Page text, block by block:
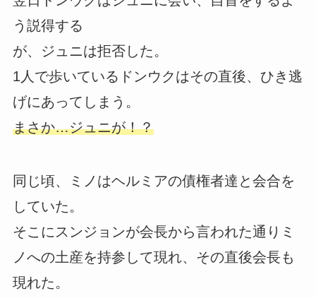
う説得する
が、ジュニは拒否した。
1人で歩いているドンウクはその直後、ひき逃
げにあってしまう。
まさか…ジュニが！？
同じ頃、ミノはヘルミアの債権者達と会合を
していた。
そこにスンジョンが会長から言われた通りミ
ノへの土産を持参して現れ、その直後会長も
現れた。